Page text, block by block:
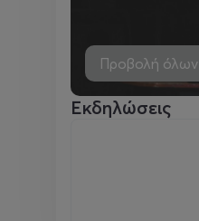
Προβολή όλων
Εκδηλώσεις